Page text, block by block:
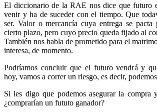
El diccionario de la RAE nos dice que futuro
venir y ha de suceder con el tiempo. Que
ser. Valor o mercancía cuya entrega se pacta
cierto plazo, pero cuyo precio queda fijado al
También nos habla de prometido para el
interesa, de momento.
Podríamos concluir que el futuro vendrá y
hoy, vamos a correr un riesgo, es decir,
Si les digo que podemos asegurar la compra
¿comprarían un fututo ganador?